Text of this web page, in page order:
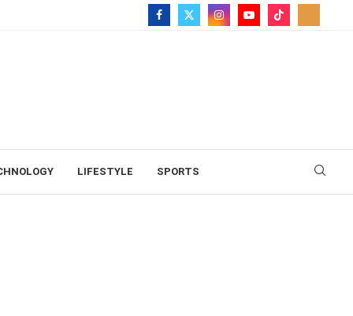
LIFESTYLE SPORTS